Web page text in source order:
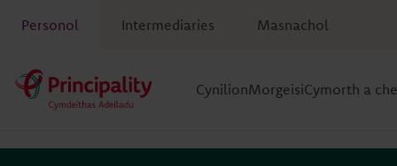
Personol Intermediaries Masnachol
CynilionMorgeisiCymorth a